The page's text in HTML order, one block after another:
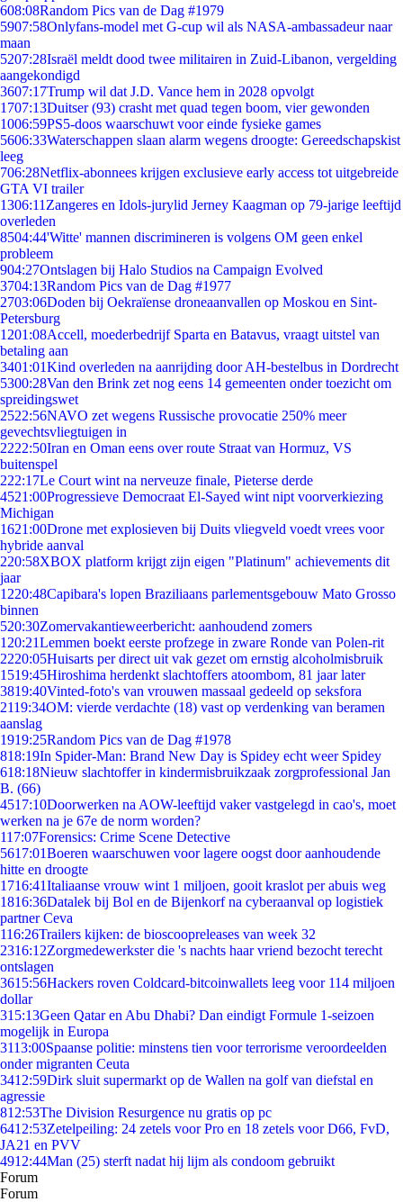
608:08Random Pics van de Dag #1979
5907:58Onlyfans-model met G-cup wil als NASA-ambassadeur naar
maan
5207:28Israël meldt dood twee militairen in Zuid-Libanon, vergelding
aangekondigd
3607:17Trump wil dat J.D. Vance hem in 2028 opvolgt
1707:13Duitser (93) crasht met quad tegen boom, vier gewonden
1006:59PS5-doos waarschuwt voor einde fysieke games
5606:33Waterschappen slaan alarm wegens droogte: Gereedschapskist
leeg
706:28Netflix-abonnees krijgen exclusieve early access tot uitgebreide
GTA VI trailer
1306:11 Zangeres en Idols-jurylid Jerney Kaagman op 79-jarige leeftijd
overleden
8504:44'Witte' mannen discrimineren is volgens OM geen enkel
probleem
904:27Ontslagen bij Halo Studios na Campaign Evolved
3704:13Random Pics van de Dag #1977
2703:06Doden bij Oekraïense droneaanvallen op Moskou en Sint-
Petersburg
1201:08Accell, moederbedrijf Sparta en Batavus, vraagt uitstel van
betaling aan
3401:01Kind overleden na aanrijding door AH-bestelbus in Dordrecht
5300:28Van den Brink zet nog eens 14 gemeenten onder toezicht om
spreidingswet
2522:56NAVO zet wegens Russische provocatie 250% meer
gevechtsvliegtuigen in
2222:50Iran en Oman eens over route Straat van Hormuz, VS
buitenspel
222:17Le Court wint na nerveuze finale, Pieterse derde
4521:00Progressieve Democraat El-Sayed wint nipt voorverkiezing
Michigan
1621:00Drone met explosieven bij Duits vliegveld voedt vrees voor
hybride aanval
220:58XBOX platform krijgt zijn eigen "Platinum" achievements dit
jaar
1220:48Capibara's lopen Braziliaans parlementsgebouw Mato Grosso
binnen
520:30Zomervakantieweerbericht: aanhoudend zomers
1 20:21Lemmen boekt eerste profzege in zware Ronde van Polen-rit
2220:05Huisarts per direct uit vak gezet om ernstig alcoholmisbruik
1519:45Hiroshima herdenkt slachtoffers atoombom, 81 jaar later
3819:40Vinted-foto's van vrouwen massaal gedeeld op seksfora
2119:34OM: vierde verdachte (18) vast op verdenking van beramen
aanslag
1919:25Random Pics van de Dag #1978
818:19In Spider-Man: Brand New Day is Spidey echt weer Spidey
618:18Nieuw slachtoffer in kindermisbruikzaak zorgprofessional Jan
B. (66)
4517:10Doorwerken na AOW-leeftijd vaker vastgelegd in cao's, moet
werken na je 67e de norm worden?
117:07Forensics: Crime Scene Detective
5617:01Boeren waarschuwen voor lagere oogst door aanhoudende
hitte en droogte
1716:41Italiaanse vrouw wint 1 miljoen, gooit kraslot per abuis weg
1816:36Datalek bij Bol en de Bijenkorf na cyberaanval op logistiek
partner Ceva
116:26Trailers kijken: de bioscoopreleases van week 32
2316:12Zorgmedewerkster die 's nachts haar vriend bezocht terecht
ontslagen
3615:56Hackers roven Coldcard-bitcoinwallets leeg voor 114 miljoen
dollar
315:13Geen Qatar en Abu Dhabi? Dan eindigt Formule 1-seizoen
mogelijk in Europa
3113:00Spaanse politie: minstens tien voor terrorisme veroordeelden
onder migranten Ceuta
3412:59Dirk sluit supermarkt op de Wallen na golf van diefstal en
agressie
812:53The Division Resurgence nu gratis op pc
6412:53Zetelpeiling: 24 zetels voor Pro en 18 zetels voor D66, FvD,
JA21 en PVV
4912:44Man (25) sterft nadat hij lijm als condoom gebruikt
Forum
Forum